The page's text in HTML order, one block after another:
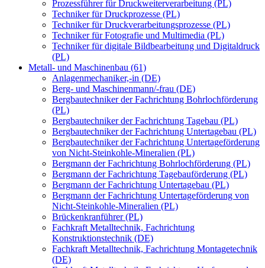
Prozessführer für Druckweiterverarbeitung (PL)
Techniker für Druckprozesse (PL)
Techniker für Druckverarbeitungsprozesse (PL)
Techniker für Fotografie und Multimedia (PL)
Techniker für digitale Bildbearbeitung und Digitaldruck
(PL)
Metall- und Maschinenbau (61)
Anlagenmechaniker,-in (DE)
Berg- und Maschinenmann/-frau (DE)
Bergbautechniker der Fachrichtung Bohrlochförderung
(PL)
Bergbautechniker der Fachrichtung Tagebau (PL)
Bergbautechniker der Fachrichtung Untertagebau (PL)
Bergbautechniker der Fachrichtung Untertageförderung
von Nicht-Steinkohle-Mineralien (PL)
Bergmann der Fachrichtung Bohrlochförderung (PL)
Bergmann der Fachrichtung Tagebauförderung (PL)
Bergmann der Fachrichtung Untertagebau (PL)
Bergmann der Fachrichtung Untertageförderung von
Nicht-Steinkohle-Mineralien (PL)
Brückenkranführer (PL)
Fachkraft Metalltechnik, Fachrichtung
Konstruktionstechnik (DE)
Fachkraft Metalltechnik, Fachrichtung Montagetechnik
(DE)